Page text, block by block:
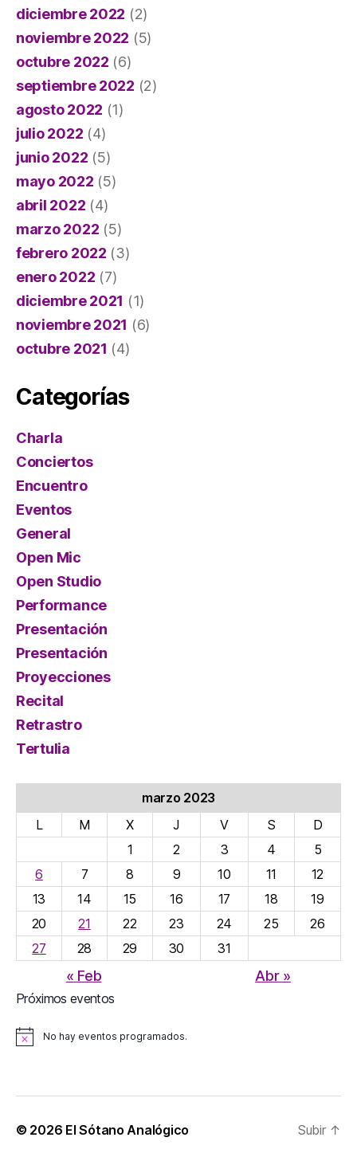
diciembre 2022 (2)
noviembre 2022 (5)
octubre 2022 (6)
septiembre 2022 (2)
agosto 2022 (1)
julio 2022 (4)
junio 2022 (5)
mayo 2022 (5)
abril 2022 (4)
marzo 2022 (5)
febrero 2022 (3)
enero 2022 (7)
diciembre 2021 (1)
noviembre 2021 (6)
octubre 2021 (4)
Categorías
Charla
Conciertos
Encuentro
Eventos
General
Open Mic
Open Studio
Performance
Presentación
Presentación
Proyecciones
Recital
Retrastro
Tertulia
marzo 2023
L
M X J V S
D
1
2 3 4
5
6
7 8 9 10 11
12
13
14 15 16 17 18
19
20
21 22 23 24 25
26
27
28 29 30 31
« Feb Abr »
Próximos eventos
No hay eventos programados.
© 2026 El Sótano Analógico Subir ↑